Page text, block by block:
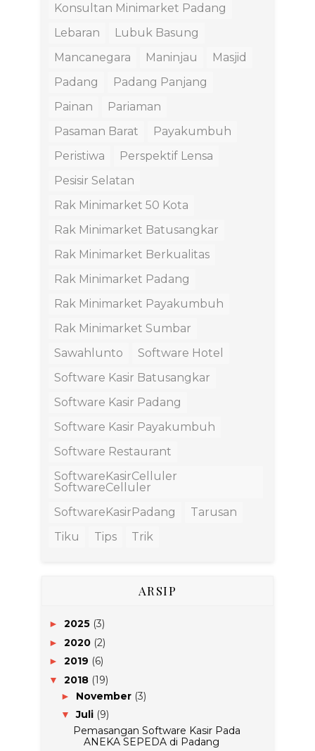
Konsultan Minimarket Padang
Lebaran
Lubuk Basung
Mancanegara
Maninjau
Masjid
Padang
Padang Panjang
Painan
Pariaman
Pasaman Barat
Payakumbuh
Peristiwa
Perspektif Lensa
Pesisir Selatan
Rak Minimarket 50 Kota
Rak Minimarket Batusangkar
Rak Minimarket Berkualitas
Rak Minimarket Padang
Rak Minimarket Payakumbuh
Rak Minimarket Sumbar
Sawahlunto
Software Hotel
Software Kasir Batusangkar
Software Kasir Padang
Software Kasir Payakumbuh
Software Restaurant
SoftwareKasirCelluler
SoftwareCelluler
SoftwareKasirPadang
Tarusan
Tiku
Tips Trik
ARSIP
► 2025 (3)
► 2020 (2)
► 2019 (6)
▼ 2018 (19)
► November (3)
▼ Juli (9)
Pemasangan Software Kasir Pada
ANEKA SEPEDA di Padang